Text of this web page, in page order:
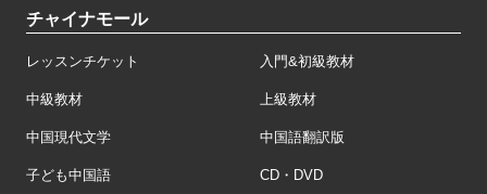
チャイナモール
レッスンチケット 入門&初級教材
中級教材 上級教材
中国現代文学 中国語翻訳版
子ども中国語 CD・DVD